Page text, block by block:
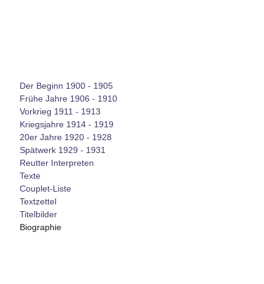
Der Beginn 1900 - 1905
Frühe Jahre 1906 - 1910
Vorkrieg 1911 - 1913
Kriegsjahre 1914 - 1919
20er Jahre 1920 - 1928
Spätwerk 1929 - 1931
Reutter Interpreten
Texte
Couplet-Liste
Textzettel
Titelbilder
Biographie